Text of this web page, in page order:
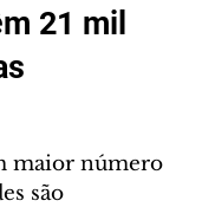
21 mil
maior número
são